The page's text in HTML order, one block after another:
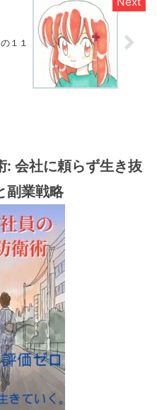
１１
: 会社に頼らず生き抜
副業戦略